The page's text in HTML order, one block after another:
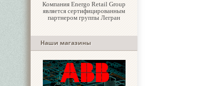
Компания Energo Retail Group
является сертифицированным
партнером группы Легран
Наши магазины